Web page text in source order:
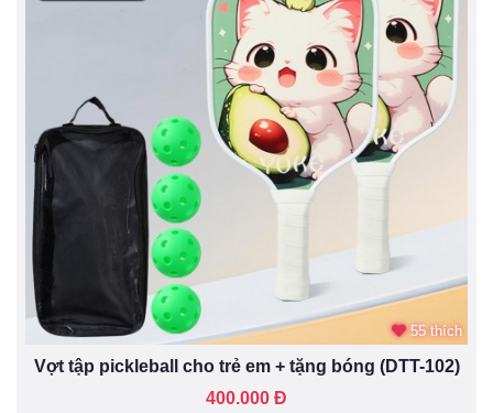
55 thích
Vợt tập pickleball cho trẻ em + tặng bóng (DTT-102)
400.000 Đ